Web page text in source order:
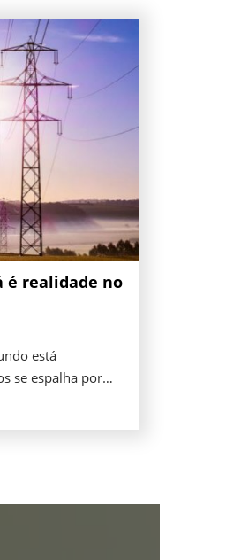
é realidade no
está
se espalha por